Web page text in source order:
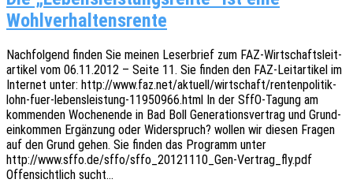
Wohlverhaltensrente
Nach­fol­gend finden Sie meinen Leser­brief zum FAZ-Wirt­­schafts­­­lei­t­
ar­­ti­kel vom 06.11.2012 – Seite 11. Sie finden den FAZ-Leit­ar­­ti­kel im
Inter­net unter: http://www.faz.net/aktuell/wirtschaft/rentenpolitik-
lohn-fuer-lebensleistung-11950966.html In der SffO-Tagung am
kommen­den Wochen­en­de in Bad Boll Gene­ra­ti­ons­ver­trag und Grund­
ein­kom­men Ergän­zung oder Wider­spruch? wollen wir diesen Fragen
auf den Grund gehen. Sie finden das Programm unter
http://www.sffo.de/sffo/sffo_20121110_Gen-Vertrag_fly.pdf
Offen­sicht­lich sucht…